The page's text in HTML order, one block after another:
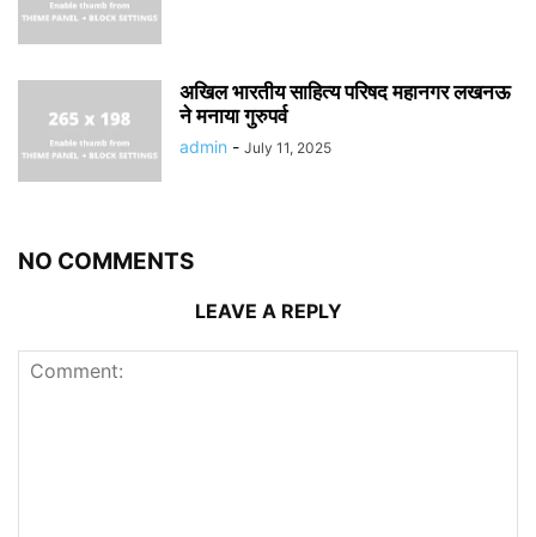
अखिल भारतीय साहित्य परिषद महानगर लखनऊ
ने मनाया गुरुपर्व
admin - July 11, 2025
NO COMMENTS
LEAVE A REPLY